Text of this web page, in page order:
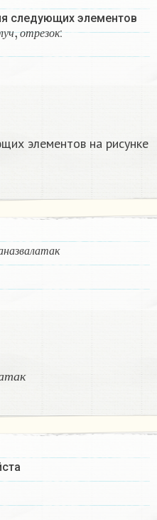
следующих элементов
у ч о т р е зо к
, луч,отрезок
:
элементов на рисунке
н а зв ал а т а к
ма н а звалатак
т а к